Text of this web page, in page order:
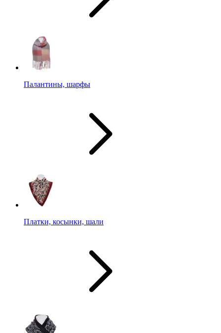
Палантины, шарфы
Платки, косынки, шали